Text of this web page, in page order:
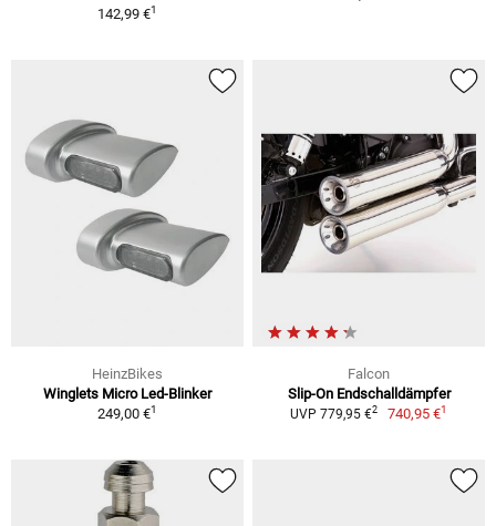
142,99 €1
HeinzBikes
Winglets Micro Led-Blinker
249,00 €1
Falcon
Slip-On Endschalldämpfer
UVP 779,95 €2 740,95 €1